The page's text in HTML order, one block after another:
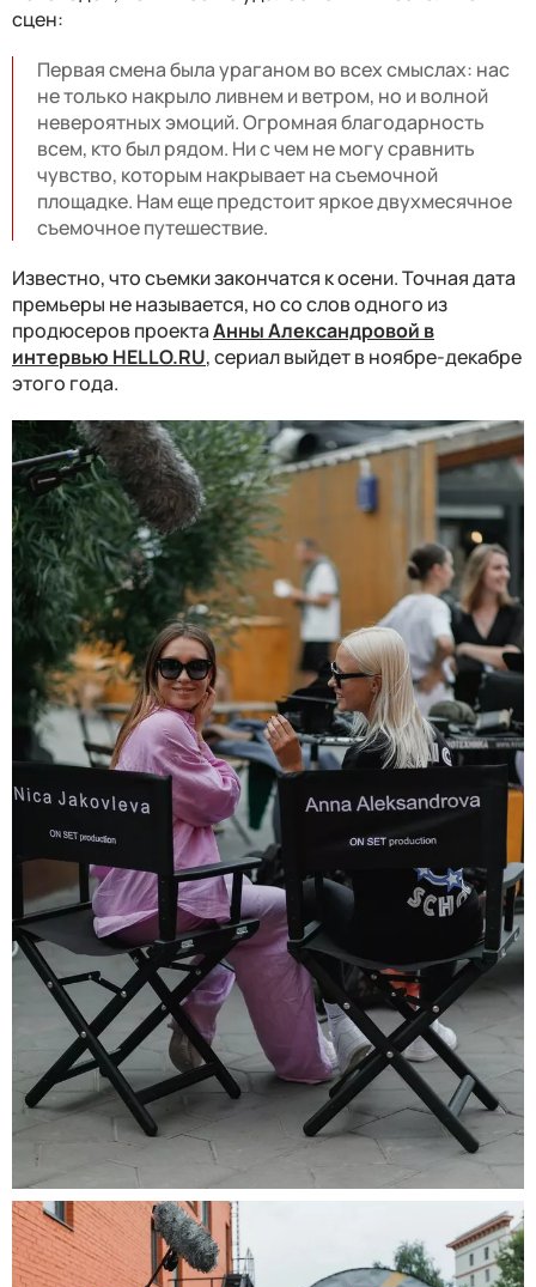
сцен:
Первая смена была ураганом во всех смыслах: нас
не только накрыло ливнем и ветром, но и волной
невероятных эмоций. Огромная благодарность
всем, кто был рядом. Ни с чем не могу сравнить
чувство, которым накрывает на съемочной
площадке. Нам еще предстоит яркое двухмесячное
съемочное путешествие.
Известно, что съемки закончатся к осени. Точная дата
премьеры не называется, но со слов одного из
продюсеров проектаАнны Александровой в
интервью HELLO.RU, сериал выйдетв ноябре-декабре
этого года.